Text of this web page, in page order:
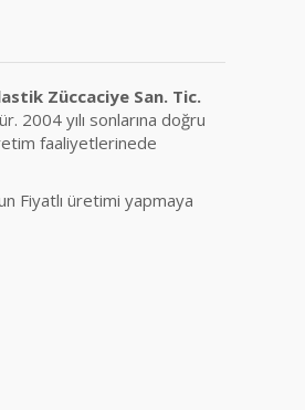
Züccaciye San. Tic.
2004 yılı sonlarına doğru
faaliyetlerinede
Fiyatlı üretimi yapmaya